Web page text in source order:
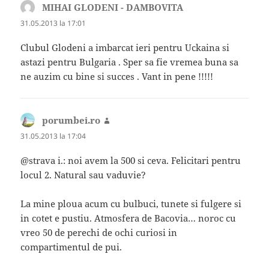
MIHAI GLODENI - DAMBOVITA
31.05.2013 la 17:01
Clubul Glodeni a imbarcat ieri pentru Uckaina si
astazi pentru Bulgaria . Sper sa fie vremea buna sa
ne auzim cu bine si succes . Vant in pene !!!!!
porumbei.ro
31.05.2013 la 17:04
@strava i.: noi avem la 500 si ceva. Felicitari pentru
locul 2. Natural sau vaduvie?
La mine ploua acum cu bulbuci, tunete si fulgere si
in cotet e pustiu. Atmosfera de Bacovia… noroc cu
vreo 50 de perechi de ochi curiosi in
compartimentul de pui.